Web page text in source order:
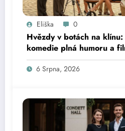
Eliška 0
Hvězdy v botách na
komedie plná humoru a
6 Srpna, 2026